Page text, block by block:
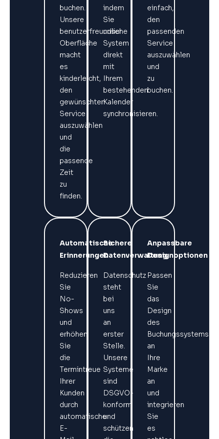
buchen.
Unsere
benutzerfreundliche
Oberfläche
macht
es
kinderleicht,
den
gewünschten
Service
auszuwählen
und
die
passende
Zeit
zu
finden.
indem
Sie
unser
System
direkt
mit
Ihrem
bestehenden
Kalender
synchronisieren.
einfach,
den
passenden
Service
auszuwählen
und
zu
buchen.
Automatische
Erinnerungen
Reduzieren
Sie
No-
Shows
und
erhöhen
Sie
die
Termintreue
Ihrer
Kunden
durch
automatische
E-
Sichere
Datenverwaltung
Datenschutz
steht
bei
uns
an
erster
Stelle.
Unsere
Systeme
sind
DSGVO-
konform
und
schützen
Anpassbare
Designoptionen
Passen
Sie
das
Design
des
Buchungssystems
an
Ihre
Marke
an
und
integrieren
Sie
es